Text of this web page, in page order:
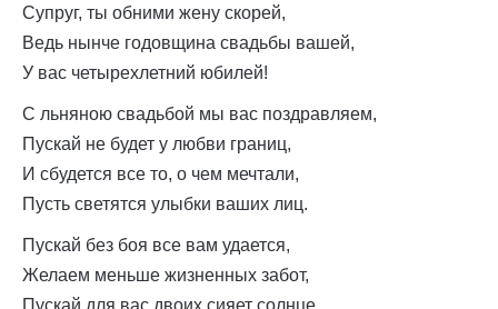
Супруг, ты обними жену скорей,
Ведь нынче годовщина свадьбы вашей,
У вас четырехлетний юбилей!
С льняною свадьбой мы вас поздравляем,
Пускай не будет у любви границ,
И сбудется все то, о чем мечтали,
Пусть светятся улыбки ваших лиц.
Пускай без боя все вам удается,
Желаем меньше жизненных забот,
Пускай для вас двоих сияет солнце